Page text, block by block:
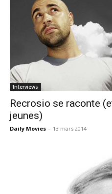
Interviews
Recrosio se raconte
jeunes)
Daily Movies - 13 mars 2014